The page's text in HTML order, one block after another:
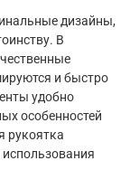
дизайны,
В
и быстро
удобно
особенностей
рукоятка